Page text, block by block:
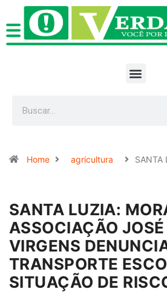
Home agricultura SANTA
SANTA LUZIA:
ASSOCIAÇÃO
VIRGENS
TRANSPORTE
SITUAÇÃO DE